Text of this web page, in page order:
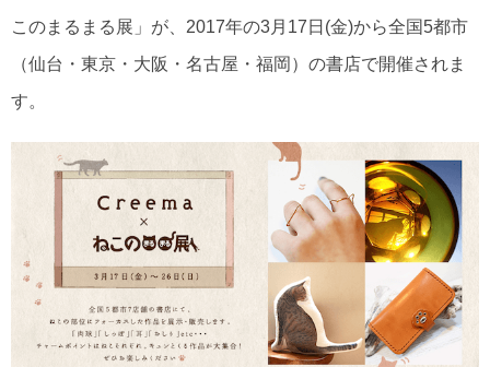
このまるまる展」が、2017年の3月17日(金)から全国5都市
（仙台・東京・大阪・名古屋・福岡）の書店で開催されま
す。